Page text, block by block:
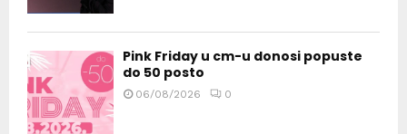
Pink Friday u cm-u donosi popuste
do 50 posto
06/08/2026 0